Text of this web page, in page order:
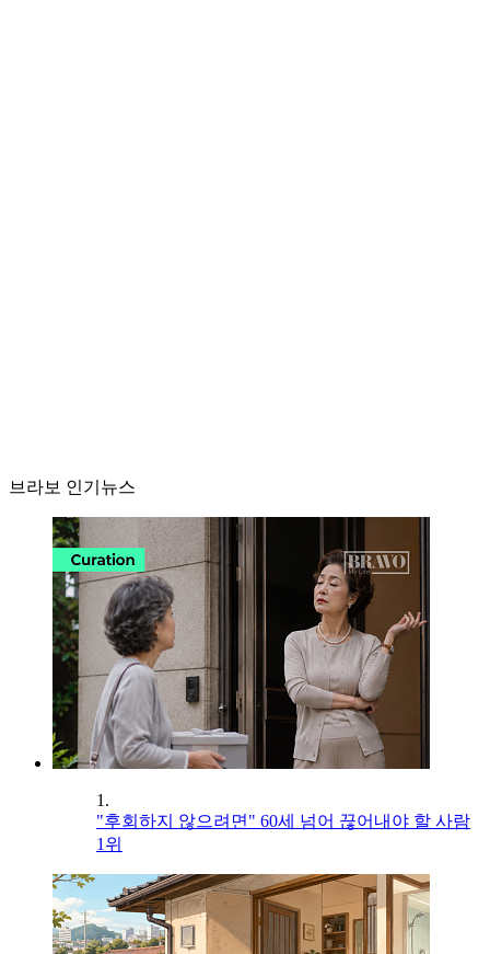
브라보 인기뉴스
1.
"후회하지 않으려면" 60세 넘어 끊어내야 할 사람
1위